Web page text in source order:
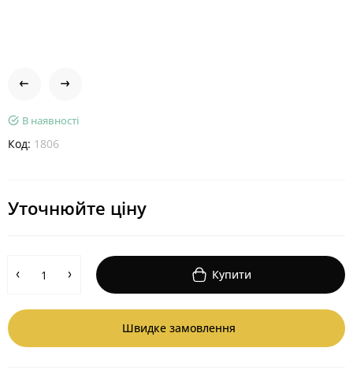
В наявності
Код: 1806
Уточнюйте ціну
Купити
Швидке замовлення